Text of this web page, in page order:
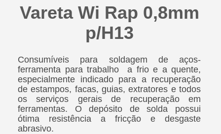
Vareta Wi Rap 0,8mm
p/H13
Consumíveis para soldagem de aços-
ferramenta para trabalho a frio e a quente,
especialmente indicado para a recuperação
de estampos, facas, guias, extratores e todos
os serviços gerais de recuperação em
ferramentas. O depósito de solda possui
ótima resistência a fricção e desgaste
abrasivo.